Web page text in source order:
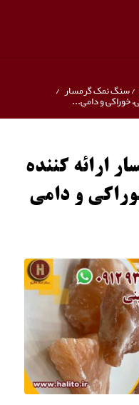
/سنگ نمک گرمسار /
خوراکی و دامی...
ارائه کننده
و دامی